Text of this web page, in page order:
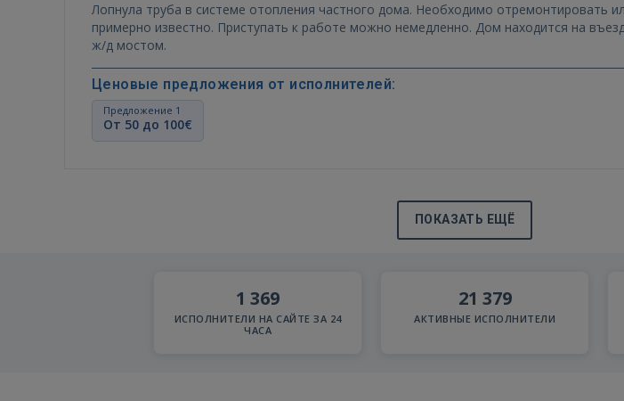
Лопнула труба в системе отопления частного дома. Необходимо отремонтировать или заменить. Место повреждения
примерно известно. Приступать к работе можно немедленно. Дом находится на въезде в Юрмалу, между Аквапарком и
ж/д мостом.
Ценовые предложения от исполнителей:
Предложение 1
От 50 до 100€
ПОКАЗАТЬ ЕЩЁ
1 369
ИСПОЛНИТЕЛИ НА САЙТЕ ЗА 24
ЧАСА
21 379
АКТИВНЫЕ ИСПОЛНИТЕЛИ